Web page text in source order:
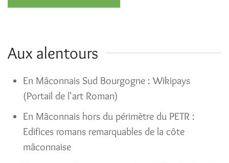
Aux alentours
En Mâconnais Sud Bourgogne : Wikipays
(Portail de l'art Roman)
En Mâconnais hors du périmètre du PETR :
Edifices romans remarquables de la côte
mâconnaise